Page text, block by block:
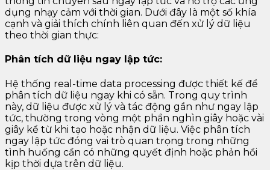
dụng nhạy cảm với thời gian. Dưới đây là một số khía
cạnh và giải thích chính liên quan đến xử lý dữ liệu
theo thời gian thực:
Phân tích dữ liệu ngay lập tức:
Hệ thống real-time data processing được thiết kế để
phân tích dữ liệu ngay khi có sẵn. Trong quy trình
này, dữ liệu được xử lý và tác động gần như ngay lập
tức, thường trong vòng một phần nghìn giây hoặc vài
giây kể từ khi tạo hoặc nhận dữ liệu. Việc phân tích
ngay lập tức đóng vai trò quan trọng trong những
tình huống cần có những quyết định hoặc phản hồi
kịp thời dựa trên dữ liệu.